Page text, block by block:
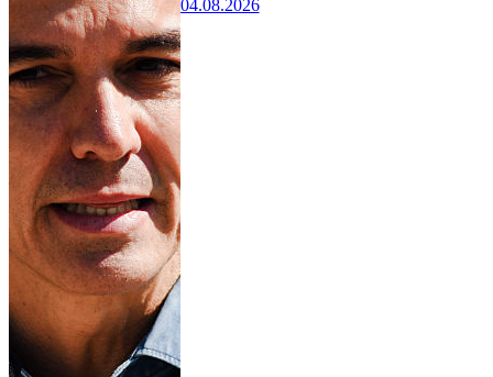
04.08.2026